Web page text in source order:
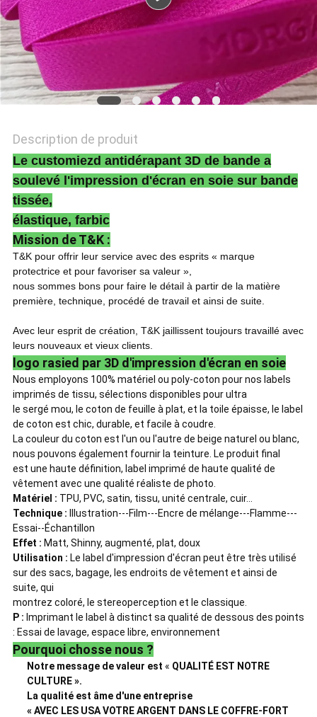
DU
SITE
POLITIQUE
CONFIDENTIALITÉ
Description de produit
Le customiezd antidérapant 3D de bande a
soulevé l'impression d'écran en soie sur bande
tissée,
élastique, farbic
Mission de T&K :
T&K pour offrir leur service avec des esprits « marque
protectrice et pour favoriser sa valeur »,
nous sommes bons pour faire le détail à partir de la matière
première, technique, procédé de travail et ainsi de suite.
Avec leur esprit de création, T&K jaillissent toujours travaillé avec
leurs nouveaux et vieux clients.
logo rasied par 3D d'impression d'écran en soie
Nous employons 100% matériel ou poly-coton pour nos labels
imprimés de tissu, sélections disponibles pour ultra
le sergé mou, le coton de feuille à plat, et la toile épaisse, le label
de coton est chic, durable, et facile à coudre.
La couleur du coton est l'un ou l'autre de beige naturel ou blanc,
nous pouvons également fournir la teinture. Le produit final
est une haute définition, label imprimé de haute qualité de
vêtement avec une qualité réaliste de photo.
Matériel : TPU, PVC, satin, tissu, unité centrale, cuir…
Technique : Illustration---Film---Encre de mélange---Flamme---
Essai--Échantillon
Effet : Matt, Shinny, augmenté, plat, doux
Utilisation : Le label d'impression d'écran peut être très utilisé
sur des sacs, bagage, les endroits de vêtement et ainsi de
suite, qui
montrez coloré, le stereoperception et le classique.
P : Imprimant le label à distinct sa qualité de dessous des points
: Essai de lavage, espace libre, environnement
Pourquoi chosse nous ?
Notre message de valeur est « QUALITÉ EST NOTRE
CULTURE ».
La qualité est âme d'une entreprise
« AVEC LES USA VOTRE ARGENT DANS LE COFFRE-FORT